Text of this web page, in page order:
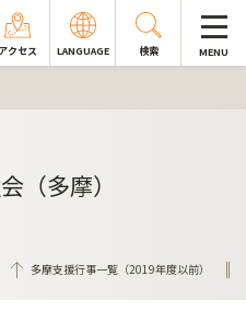
アクセス LANGUAGE 検索 MENU
（多摩）
多摩支援行事一覧（2019年度以前）